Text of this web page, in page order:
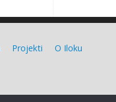
Projekti O Iloku